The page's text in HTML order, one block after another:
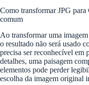
Como transformar JPG
comum
Ao transformar uma
o resultado não será usado
precisa ser reconhecível em
detalhes, uma paisagem
elementos pode perder
escolha da imagem original